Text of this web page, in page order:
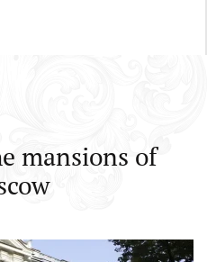
mansions of